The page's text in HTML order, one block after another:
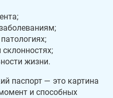
склонностях;
жизни.
паспорт — это картина
и способных